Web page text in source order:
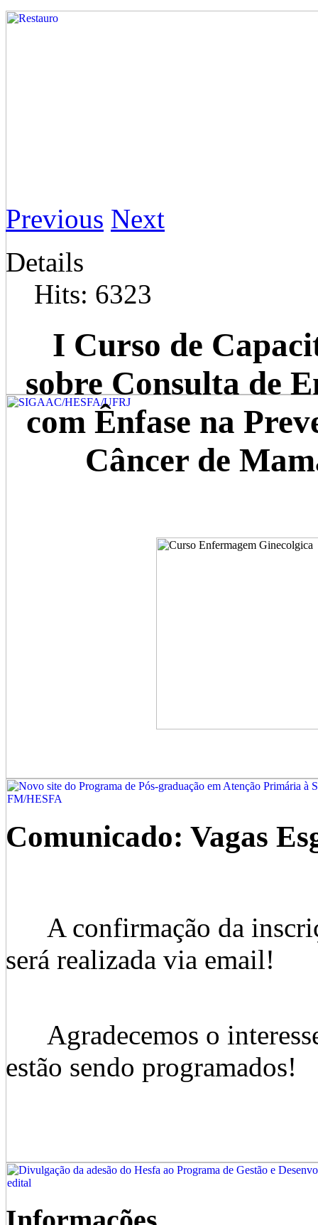
Previous Next
Details
Hits: 6323
I Curso de
sobre Consulta de
com Ênfase na
Câncer de
Comunicado: Vagas
A confirmação da
será realizada via email!
Agradecemos o
estão sendo programados!